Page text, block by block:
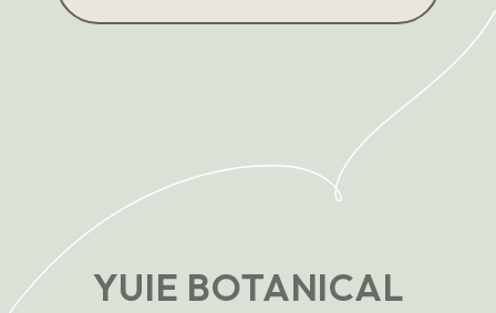
YUIE BOTANICAL